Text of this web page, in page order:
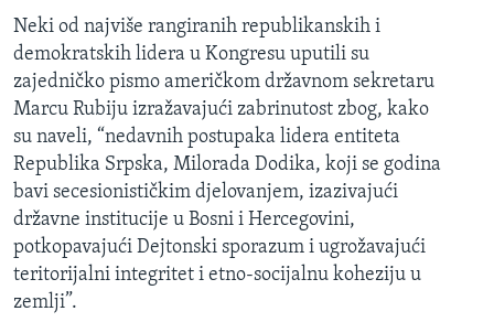
Neki od najviše rangiranih republikanskih i
demokratskih lidera u Kongresu uputili su
zajedničko pismo američkom državnom sekretaru
Marcu Rubiju izražavajući zabrinutost zbog, kako
su naveli, “nedavnih postupaka lidera entiteta
Republika Srpska, Milorada Dodika, koji se godina
bavi secesionističkim djelovanjem, izazivajući
državne institucije u Bosni i Hercegovini,
potkopavajući Dejtonski sporazum i ugrožavajući
teritorijalni integritet i etno-socijalnu koheziju u
zemlji”.